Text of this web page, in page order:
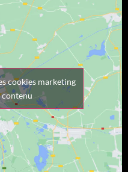
cookies marketing
contenu